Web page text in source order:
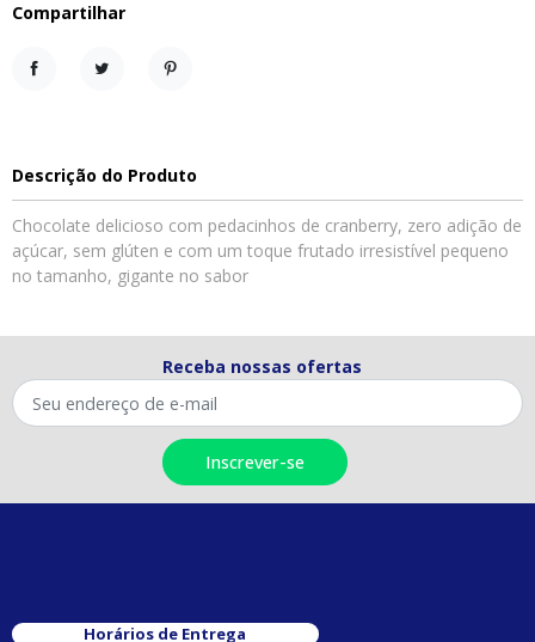
Compartilhar
Descrição do Produto
Chocolate delicioso com pedacinhos de cranberry, zero adição de
açúcar, sem glúten e com um toque frutado irresistível pequeno
no tamanho, gigante no sabor
Receba nossas ofertas
Horários de Entrega